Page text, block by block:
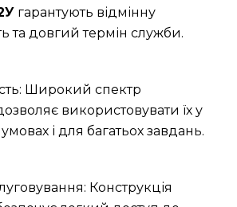
гарантують відмінну
та довгий термін служби.
Широкий спектр
використовувати їх у
і для багатьох завдань.
Конструкція